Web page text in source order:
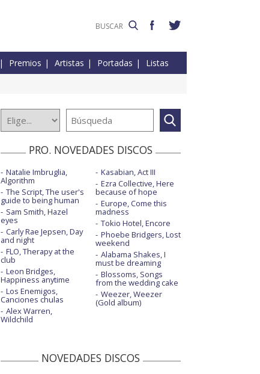
Premios Artistas Portadas Listas
PRO. NOVEDADES DISCOS
Natalie Imbruglia,
Algorithm
The Script, The user's
guide to being human
Sam Smith, Hazel
eyes
Carly Rae Jepsen, Day
and night
FLO, Therapy at the
club
Leon Bridges,
Happiness anytime
Los Enemigos,
Canciones chulas
Alex Warren,
Wildchild
Kasabian, Act III
Ezra Collective, Here
because of hope
Europe, Come this
madness
Tokio Hotel, Encore
Phoebe Bridgers, Lost
weekend
Alabama Shakes, I
must be dreaming
Blossoms, Songs
from the wedding cake
Weezer, Weezer
(Gold album)
NOVEDADES DISCOS